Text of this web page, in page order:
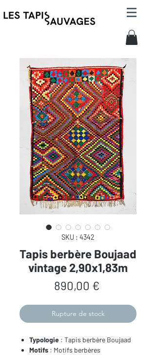
SKU : 4342
Tapis berbère Boujaad
vintage 2,90x1,83m
890,00 €
Rupture de stock
Typologie : Tapis berbère Boujaad
Motifs : Motifs berbères